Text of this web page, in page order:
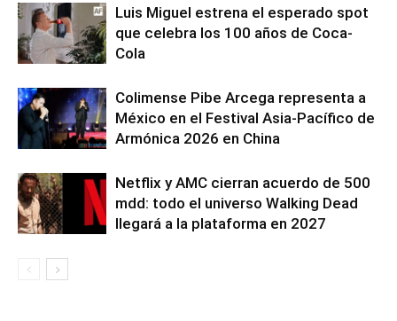
Luis Miguel estrena el esperado spot
que celebra los 100 años de Coca-
Cola
Colimense Pibe Arcega representa a
México en el Festival Asia-Pacífico de
Armónica 2026 en China
Netflix y AMC cierran acuerdo de 500
mdd: todo el universo Walking Dead
llegará a la plataforma en 2027